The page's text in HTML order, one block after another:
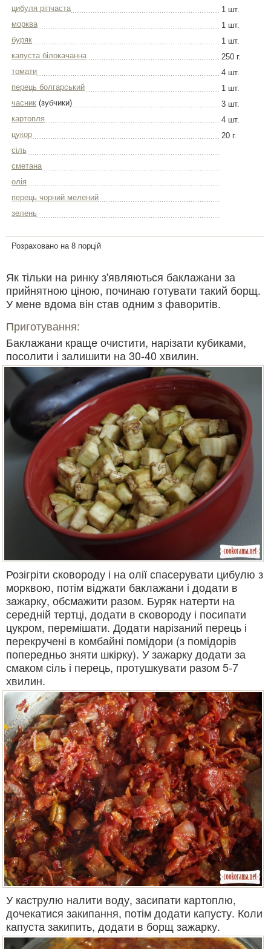
цибуля ріпчаста
1 шт.
морква
1 шт.
буряк
1 шт.
капуста білокачанна
250 г.
томати
4 шт.
перець болгарський
1 шт.
часник (зубчики)
3 шт.
картопля
4 шт.
цукор
20 г.
сіль
сметана
олія
перець чорний мелений
зелень
Розраховано на 8 порцій
Як тільки на ринку з'являються баклажани за
прийнятною ціною, починаю готувати такий борщ.
У мене вдома він став одним з фаворитів.
Приготування:
Баклажани краще очистити, нарізати кубиками,
посолити і залишити на 30-40 хвилин.
Розігріти сковороду і на олії спасерувати цибулю з
морквою, потім віджати баклажани і додати в
зажарку, обсмажити разом. Буряк натерти на
середній тертці, додати в сковороду і посипати
цукром, перемішати. Додати нарізаний перець і
перекручені в комбайні помідори (з помідорів
попередньо зняти шкірку). У зажарку додати за
смаком сіль і перець, протушкувати разом 5-7
хвилин.
У каструлю налити воду, засипати картоплю,
дочекатися закипання, потім додати капусту. Коли
капуста закипить, додати в борщ зажарку.